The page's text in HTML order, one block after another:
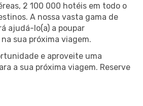
2 100 000 hotéis em todo o
A nossa vasta gama de
ajudá-lo(a) a poupar
sua próxima viagem.
e aproveite uma
a sua próxima viagem. Reserve